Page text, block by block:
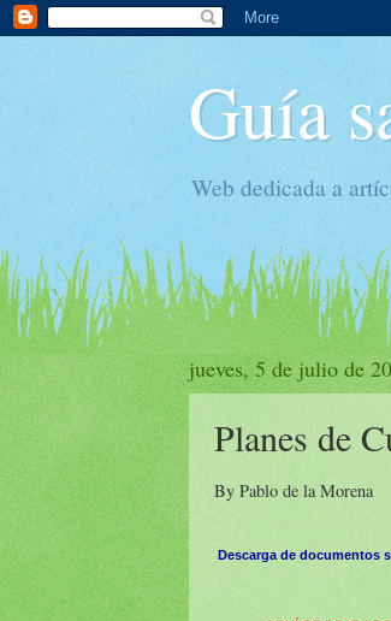
Guía
Web dedicada a
jueves, 5 de julio de
Planes de
By Pablo de la Morena
Descarga de documentos